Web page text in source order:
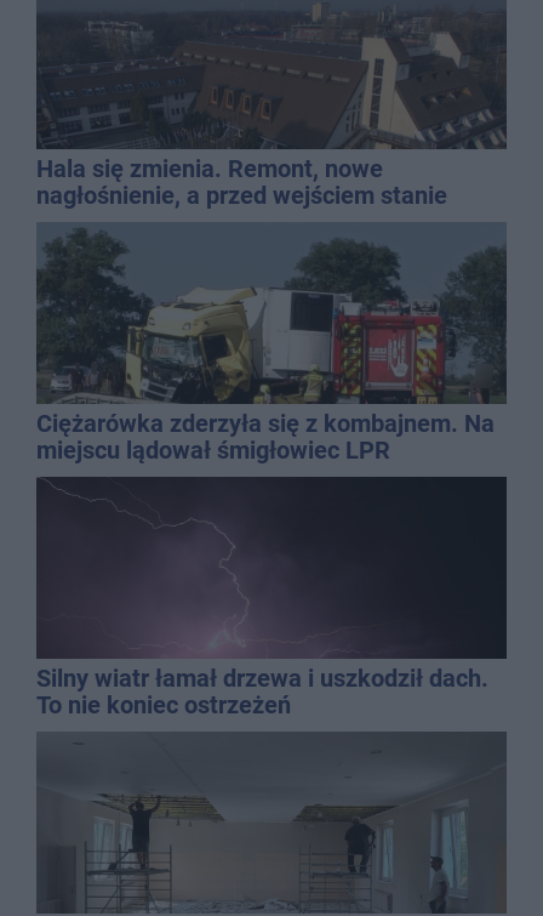
Hala się zmienia. Remont, nowe
nagłośnienie, a przed wejściem stanie
QEMETICA ARENA
Ciężarówka zderzyła się z kombajnem. Na
miejscu lądował śmigłowiec LPR
Silny wiatr łamał drzewa i uszkodził dach.
To nie koniec ostrzeżeń